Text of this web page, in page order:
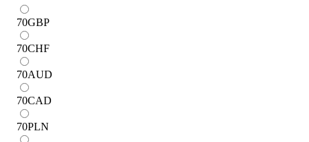
70GBP
70CHF
70AUD
70CAD
70PLN